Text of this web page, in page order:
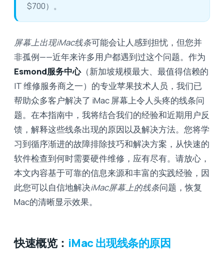
$700）。
屏幕上出现iMac线条可能会让人感到担忧，但您并
非孤例——近年来许多用户都遇到过这个问题。作为
Esmond服务中心（新加坡规模最大、最值得信赖的
IT 维修服务商之一）的专业苹果技术人员，我们已
帮助众多客户解决了 iMac 屏幕上令人头疼的线条问
题。在本指南中，我将结合我们的经验和近期用户反
馈，解释这些线条出现的原因以及解决方法。您将学
习到循序渐进的故障排除技巧和解决方案，从快速的
软件检查到何时需要硬件维修，应有尽有。请放心，
本文内容基于可靠的信息来源和丰富的实践经验，因
此您可以自信地解决iMac屏幕上的线条问题，恢复
Mac的清晰显示效果。
快速概览： iMac 出现线条的原因